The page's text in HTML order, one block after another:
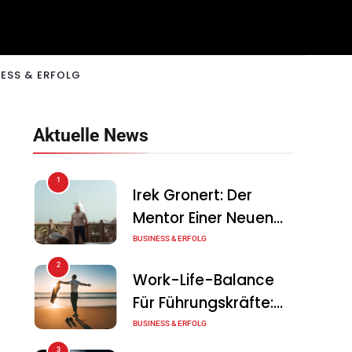
& ERFOLG
Aktuelle News
1
Irek Gronert: Der
Mentor Einer Neuen
Generation Von
BUSINESS & ERFOLG
2
Work-Life-Balance
Für Führungskräfte:
Illusion Oder Echte
BUSINESS & ERFOLG
3